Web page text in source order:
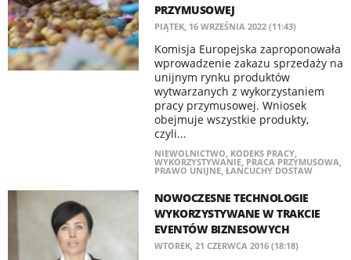
PRZYMUSOWEJ
PIĄTEK, 16 WRZEŚNIA 2022 (11:43)
Komisja Europejska zaproponowała
wprowadzenie zakazu sprzedaży na
unijnym rynku produktów
wytwarzanych z wykorzystaniem
pracy przymusowej. Wniosek
obejmuje wszystkie produkty,
czyli...
NIEWOLNICTWO, KODEKS PRACY,
WYKORZYSTYWANIE, PRACA PRZYMUSOWA,
PRAWO UNIJNE, ŁANCUCHY DOSTAW
NOWOCZESNE TECHNOLOGIE
WYKORZYSTYWANE W TRAKCIE
EVENTÓW BIZNESOWYCH
WTOREK, 21 CZERWCA 2016 (18:18)